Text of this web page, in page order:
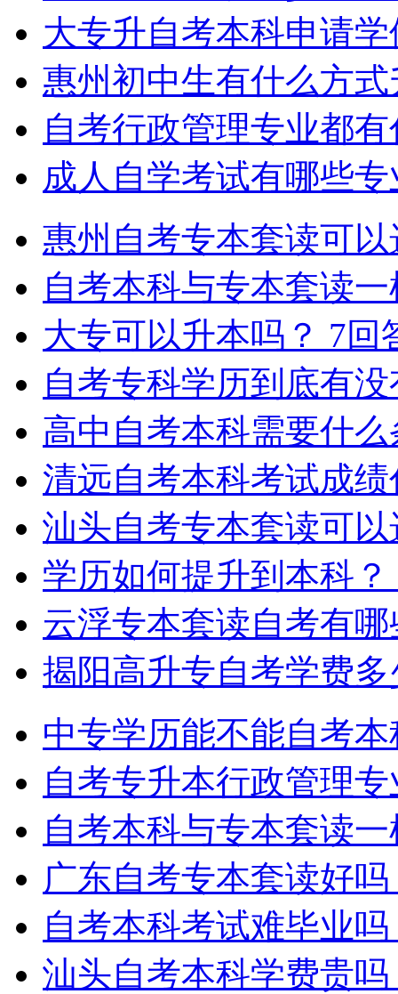
大专升自考本科申请
惠州初中生有什么方
自考行政管理专业都
成人自学考试有哪些
惠州自考专本套读可
自考本科与专本套读
大专可以升本吗？ 7回
自考专科学历到底有
高中自考本科需要什
清远自考本科考试成
汕头自考专本套读可
学历如何提升到本科？
云浮专本套读自考有
揭阳高升专自考学费
中专学历能不能自考本
自考专升本行政管理
自考本科与专本套读
广东自考专本套读好
自考本科考试难毕业吗
汕头自考本科学费贵吗